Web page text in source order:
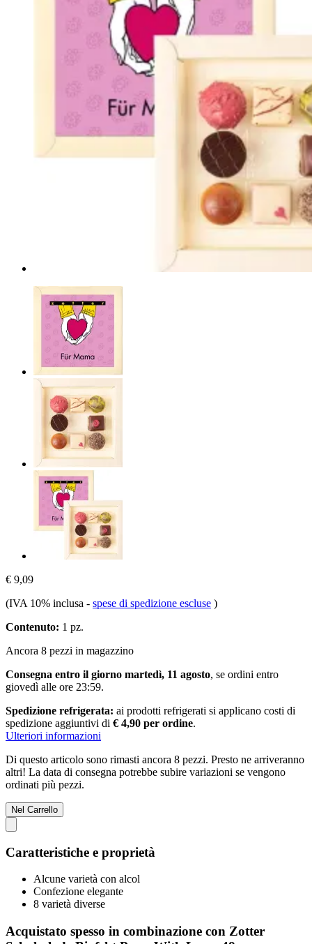
€ 9,09
(IVA 10% inclusa - spese di spedizione escluse )
Contenuto: 1 pz.
Ancora 8 pezzi in magazzino
Consegna entro il giorno martedì, 11 agosto, se ordini entro
giovedì alle ore 23:59.
Spedizione refrigerata: ai prodotti refrigerati si applicano costi di
spedizione aggiuntivi di € 4,90 per ordine.
Ulteriori informazioni
Di questo articolo sono rimasti ancora 8 pezzi. Presto ne arriveranno
altri! La data di consegna potrebbe subire variazioni se vengono
ordinati più pezzi.
Nel Carrello
Caratteristiche e proprietà
Alcune varietà con alcol
Confezione elegante
8 varietà diverse
Acquistato spesso in combinazione con Zotter